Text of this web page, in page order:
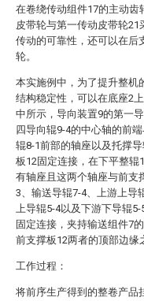
在卷绕传动组件17的主动
皮带轮与第一传动皮带轮
传动的可靠性，还可以在后
轮。
本实施例中，为了提升整机
结构稳定性，可以在底座2
中所示，导向装置9的第一
四导向辊9-4的中心轴的前
辊8-1前部的轴座以及托撑
板12固定连接，在下平整辊
有轴座且这两个轴座与前支
3、输送导辊7-4、上游上导
上导辊5-4以及下游下导辊
固定连接，夹持输送组件7
前支撑板12两者的顶部边缘
工作过程：
将前序生产得到的整卷产品